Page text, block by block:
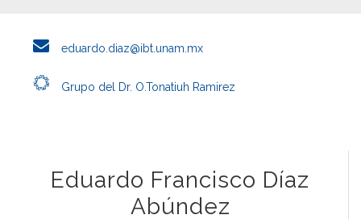
eduardo.diaz@ibt.unam.mx
Grupo del Dr. O.Tonatiuh Ramirez
Eduardo Francisco Díaz
Abúndez